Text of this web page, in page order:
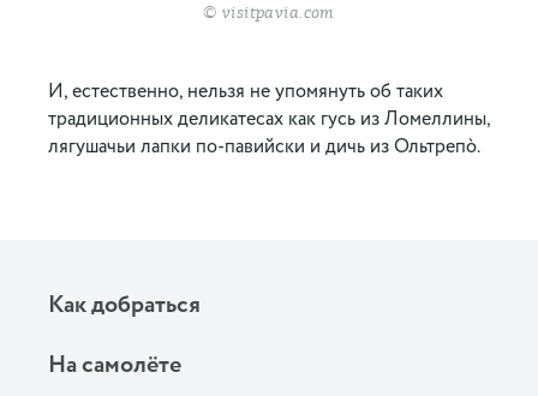
© visitpavia.com
И, естественно, нельзя не упомянуть об таких
традиционных деликатесах как гусь из Ломеллины,
лягушачьи лапки по-павийски и дичь из Ольтрепò.
Как добраться
На самолёте